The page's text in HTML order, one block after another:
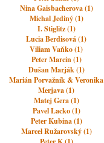
Nina Gaisbacherova (1)
Michal Jediný (1)
I. Stiglitz (1)
Lucia Berdisová (1)
Viliam Vaňko (1)
Peter Marcin (1)
Dušan Marják (1)
Marián Porvažník & Veronika
Merjava (1)
Matej Gera (1)
Pavel Lacko (1)
Peter Kubina (1)
Marcel Ružarovský (1)